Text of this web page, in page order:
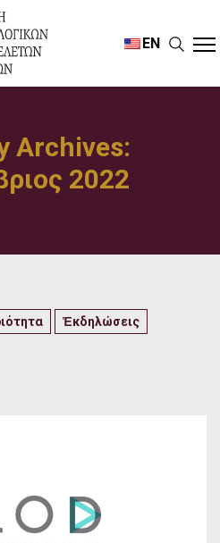
EN
Archives:
2022
Ἐκδηλώσεις